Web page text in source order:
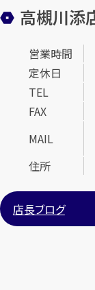
高槻川添
営業時間
定休日
TEL
FAX
MAIL
住所
店長ブログ